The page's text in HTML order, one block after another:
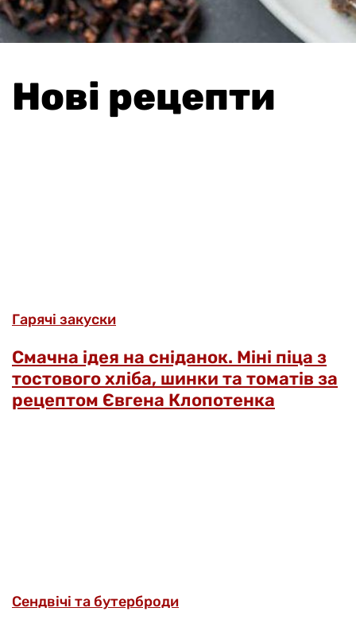
Нові рецепти
Гарячі закуски
Смачна ідея на сніданок. Міні піца з
тостового хліба, шинки та томатів за
рецептом Євгена Клопотенка
Сендвічі та бутерброди